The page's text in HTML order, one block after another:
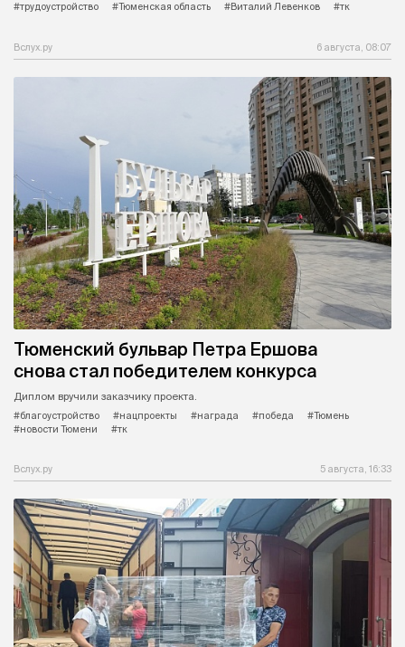
#трудоустройство
#Тюменская область #Виталий Левенков #тк
Вслух.ру 6 августа, 08:07
Тюменский бульвар Петра Ершова
снова стал победителем конкурса
Диплом вручили заказчику проекта.
#благоустройство
#нацпроекты #награда #победа
#Тюмень
#новости Тюмени
#тк
Вслух.ру 5 августа, 16:33